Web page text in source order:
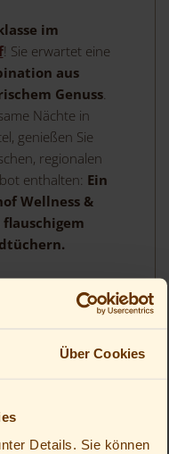
Über Cookies
Details. Sie können
im
! Sie erwartet eine
aus
Genuss
Nächte in
genießen Sie
regionalen
enthalten: Ein
Wellness &